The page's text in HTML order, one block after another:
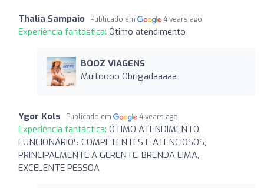
Thalia Sampaio Publicado em 4 years ago
Experiência fantástica: Ótimo atendimento
BOOZ VIAGENS
Muitoooo Obrigadaaaaa
Ygor Kols Publicado em 4 years ago
Experiência fantástica: ÓTIMO ATENDIMENTO,
FUNCIONÁRIOS COMPETENTES E ATENCIOSOS,
PRINCIPALMENTE A GERENTE, BRENDA LIMA,
EXCELENTE PESSOA